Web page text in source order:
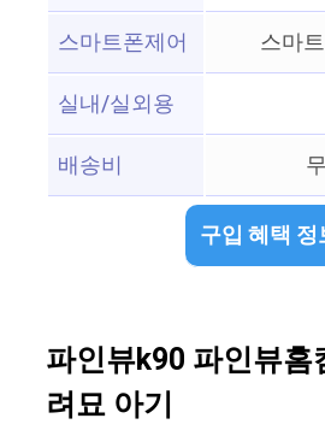
스마트폰제어
스마
실내/실외용
배송비
구입 혜택 정
파인뷰k90 파인뷰홈
려묘 아기